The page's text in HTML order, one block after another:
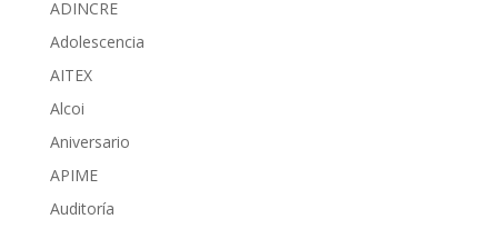
ADINCRE
Adolescencia
AITEX
Alcoi
Aniversario
APIME
Auditoría